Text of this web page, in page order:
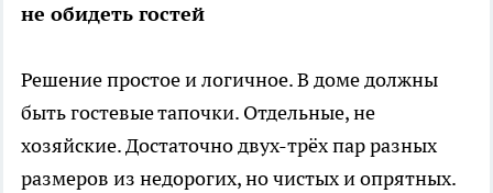
не обидеть гостей
Решение простое и логичное. В доме должны
быть гостевые тапочки. Отдельные, не
хозяйские. Достаточно двух-трёх пар разных
размеров из недорогих, но чистых и опрятных.